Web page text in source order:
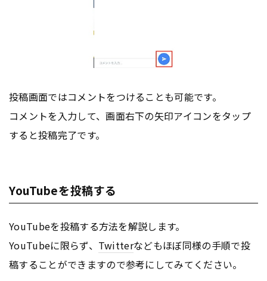
投稿画面ではコメントをつけることも可能です。
コメントを入力して、画面右下の矢印アイコンをタップ
すると投稿完了です。
YouTubeを投稿する
YouTubeを投稿する方法を解説します。
YouTubeに限らず、 Twitterなどもほぼ同様の手順で投
稿することができますので参考にしてみてください。